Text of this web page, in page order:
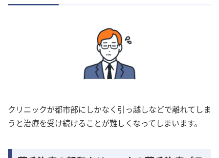
クリニックが都市部にしかなく引っ越しなどで離れてしま
うと治療を受け続けることが難しくなってしまいます。